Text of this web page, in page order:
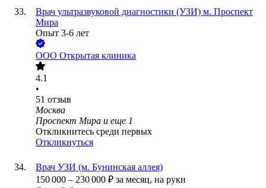
Врач ультразвуковой диагностики (УЗИ) м. Проспект
Мира
Опыт 3-6 лет
ООО Открытая клиника
4.1
•
51 отзыв
Москва
Проспект Мира и еще 1
Откликнитесь среди первых
Откликнуться
Врач УЗИ (м. Бунинская аллея)
150 000 – 230 000 ₽ за месяц, на руки